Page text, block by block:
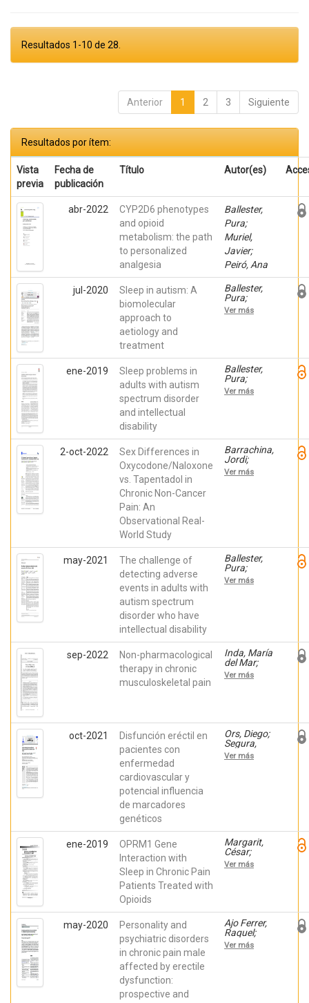
Resultados 1-10 de 28.
Anterior 1 2 3 Siguiente
Resultados por ítem:
Vista
previa
Fecha de
publicación
Título Autor(es)
abr-2022
CYP2D6 phenotypes
and opioid
metabolism: the path
to personalized
analgesia
Ballester,
Pura;
Muriel,
Javier;
Peiró, Ana
jul-2020
Sleep in autism: A
biomolecular
approach to
aetiology and
treatment
Ballester,
Pura;
Richdale,
A.L.; Baker,
Ver más
ene-2019
Sleep problems in
adults with autism
spectrum disorder
and intellectual
disability
Ballester,
Pura;
Martínez,
María José;
Inda, María
del Mar;
Fernández,
Noemí;
Gázquez,
Richdale,
Amanda;
Peiró, Ana
Ver más
2-oct-2022
Sex Differences in
Oxycodone/Naloxone
vs. Tapentadol in
Chronic Non-Cancer
Pain: An
Observational Real-
World Study
Barrachina,
Jordi;
Margarit,
Cesar;
Ballester,
Pura; Mira-
Lorente,
Laura;
Agulló,
Ver más
may-2021
The challenge of
detecting adverse
events in adults with
autism spectrum
disorder who have
intellectual disability
Ballester,
Pura;
Espadas,
Cristina;
Víctor;
Belda,
César;
Pérez,
Ver más
sep-2022
Non-pharmacological
therapy in chronic
musculoskeletal pain
Inda, María
del Mar;
Margarit,
César;
Esperanza;
Mateu,
Marga;
Martínez,
Evan;
Jordi;
Morales,
Domingo;
Peiró, Ana
Ver más
oct-2021
Disfunción eréctil en
pacientes con
enfermedad
cardiovascular y
potencial influencia
de marcadores
genéticos
Ors, Diego;
Segura,
Ana;
Ballester,
Josefa;
Peiró, Ana
Ver más
ene-2019
OPRM1 Gene
Interaction with
Sleep in Chronic Pain
Patients Treated with
Opioids
Margarit,
César;
Ballester,
Pura; Inda,
Gomez,
Luis;
Planelles,
Beatriz; Ajo
Ferrer,
Ver más
may-2020
Personality and
psychiatric disorders
in chronic pain male
affected by erectile
dysfunction:
prospective and
Ajo Ferrer,
Raquel;
Inda, Maria
del Mar;
Ver más